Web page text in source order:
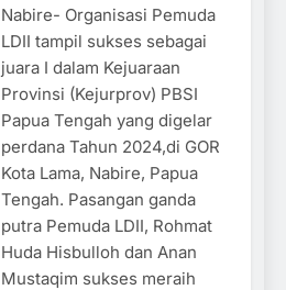
Nabire- Organisasi Pemuda
LDII tampil sukses sebagai
juara I dalam Kejuaraan
Provinsi (Kejurprov) PBSI
Papua Tengah yang digelar
perdana Tahun 2024,di GOR
Kota Lama, Nabire, Papua
Tengah. Pasangan ganda
putra Pemuda LDII, Rohmat
Huda Hisbulloh dan Anan
Mustaqim sukses meraih